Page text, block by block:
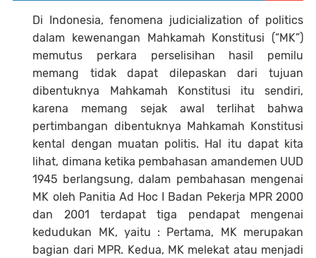
Di Indonesia, fenomena judicialization of politics
dalam kewenangan Mahkamah Konstitusi (“MK”)
memutus perkara perselisihan hasil pemilu
memang tidak dapat dilepaskan dari tujuan
dibentuknya Mahkamah Konstitusi itu sendiri,
karena memang sejak awal terlihat bahwa
pertimbangan dibentuknya Mahkamah Konstitusi
kental dengan muatan politis. Hal itu dapat kita
lihat, dimana ketika pembahasan amandemen UUD
1945 berlangsung, dalam pembahasan mengenai
MK oleh Panitia Ad Hoc I Badan Pekerja MPR 2000
dan 2001 terdapat tiga pendapat mengenai
kedudukan MK, yaitu : Pertama, MK merupakan
bagian dari MPR. Kedua, MK melekat atau menjadi